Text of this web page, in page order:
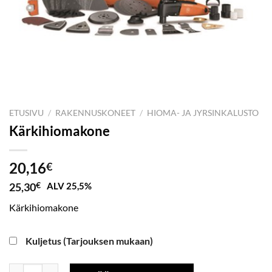
ETUSIVU / RAKENNUSKONEET / HIOMA- JA JYRSINKALUSTO
Kärkihiomakone
20,16€
25,30€ ALV 25,5%
Kärkihiomakone
Kuljetus (Tarjouksen mukaan)